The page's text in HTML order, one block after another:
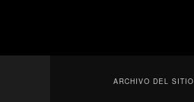
ARCHIVO DEL SITIO